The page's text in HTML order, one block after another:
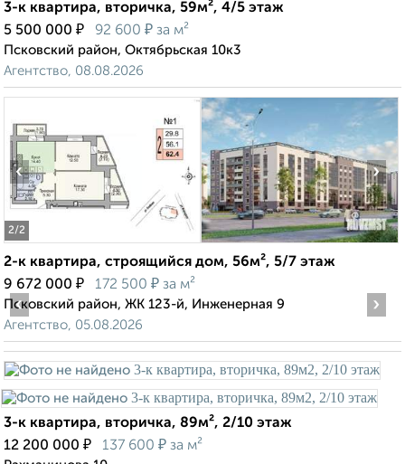
3-к квартира, вторичка, 59м², 4/5 этаж
5 500 000 ₽ 92 600 ₽ за м²
Псковский район, Октябрьская 10к3
Агентство, 08.08.2026
2/2
‹ ›
2-к квартира, строящийся дом, 56м², 5/7 этаж
9 672 000 ₽ 172 500 ₽ за м²
Псковский район, ЖК 123-й, Инженерная 9
Агентство, 05.08.2026
‹ ›
3-к квартира, вторичка, 89м², 2/10 этаж
12 200 000 ₽ 137 600 ₽ за м²